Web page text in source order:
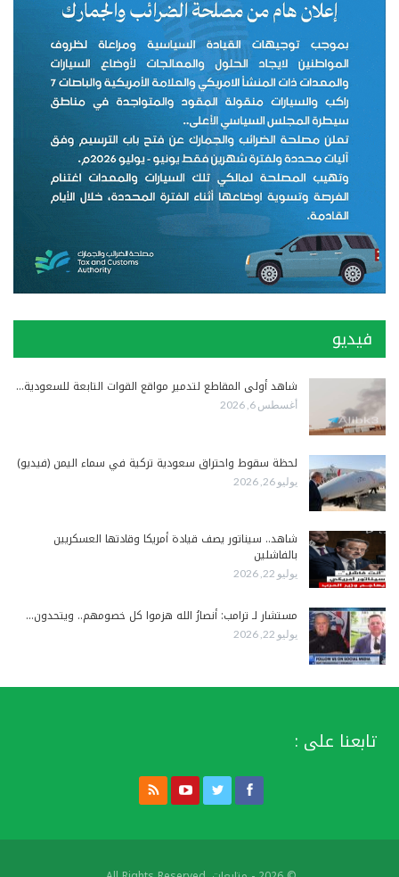
فيديو
شاهد أولى المقاطع لتدمير مواقع القوات التابعة للسعودية…
أغسطس 6, 2026
لحظة سقوط واحتراق سعودية تركية في سماء اليمن (فيديو)
يوليو 26, 2026
شاهد.. سيناتور يصف قيادة أمريكا وقادتها العسكريين
بالفاشلين
يوليو 22, 2026
مستشار لـ ترامب: أنصارُ الله هزموا كل خصومهم.. ويتحدون…
يوليو 22, 2026
تابعنا على :